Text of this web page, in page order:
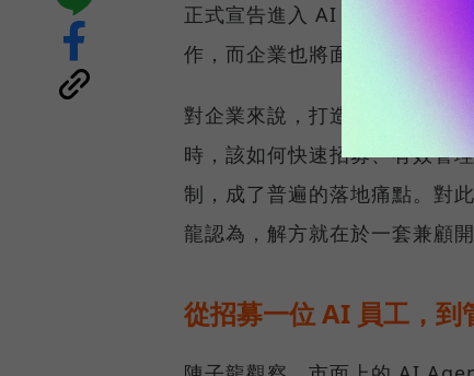
正式宣告進入 AI 代理人時代
作，而企業也將面臨新的挑戰
對企業來說，打造一隻 AI
時，該如何快速招募、有效管
制，成了普遍的落地痛點。對
龍認為，解方就在於一套兼顧
從招募一位 AI 員工，到